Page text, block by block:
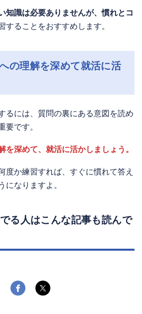
知識は必要ありませんが、慣れとコ
することをおすすめします。
の理解を深めて就活に活
るには、質問の裏にある意図を読め
要です。
を深めて、就活に活かしましょう。
度か練習すれば、すぐに慣れて答え
になりますよ。
る人はこんな記事も読んで